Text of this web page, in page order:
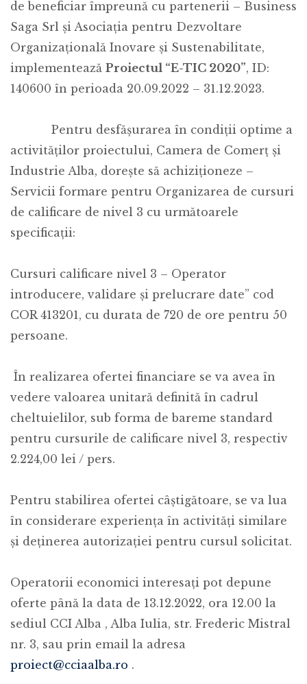
de beneficiar împreună cu partenerii – Business
Saga Srl și Asociația pentru Dezvoltare
Organizațională Inovare și Sustenabilitate,
implementează Proiectul “E-TIC 2020”, ID:
140600 în perioada 20.09.2022 – 31.12.2023.
Pentru desfășurarea în condiții optime a
activităților proiectului, Camera de Comerț și
Industrie Alba, dorește să achiziţioneze –
Servicii formare pentru Organizarea de cursuri
de calificare de nivel 3 cu următoarele
specificații:
Cursuri calificare nivel 3 – Operator
introducere, validare și prelucrare date” cod
COR 413201, cu durata de 720 de ore pentru 50
persoane.
În realizarea ofertei financiare se va avea în
vedere valoarea unitară definită în cadrul
cheltuielilor, sub forma de bareme standard
pentru cursurile de calificare nivel 3, respectiv
2.224,00 lei / pers.
Pentru stabilirea ofertei câștigătoare, se va lua
în considerare experiența în activități similare
și deținerea autorizației pentru cursul solicitat.
Operatorii economici interesați pot depune
oferte până la data de 13.12.2022, ora 12.00 la
sediul CCI Alba , Alba Iulia, str. Frederic Mistral
nr. 3, sau prin email la adresa
proiect@cciaalba.ro .